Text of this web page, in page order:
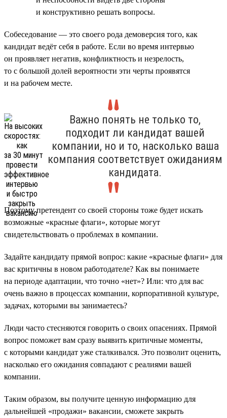
и конструктивно решать вопросы.
Собеседование — это своего рода демоверсия того, как
кандидат ведёт себя в работе. Если во время интервью
он проявляет негатив, конфликтность и незрелость,
то с большой долей вероятности эти черты проявятся
и на рабочем месте.
Важно понять не только то,
подходит ли кандидат вашей
компании, но и то, насколько ваша
компания соответствует ожиданиям
кандидата.
Поэтому претендент со своей стороны тоже будет искать
возможные «красные флаги», которые могут
свидетельствовать о проблемах в компании.
Задайте кандидату прямой вопрос: какие «красные флаги» для
вас критичны в новом работодателе? Как вы понимаете
на периоде адаптации, что точно «нет»? Или: что для вас
очень важно в процессах компании, корпоративной культуре,
задачах, которыми вы занимаетесь?
Люди часто стесняются говорить о своих опасениях. Прямой
вопрос поможет вам сразу выявить критичные моменты,
с которыми кандидат уже сталкивался. Это позволит оценить,
насколько его ожидания совпадают с реалиями вашей
компании.
Таким образом, вы получите ценную информацию для
дальнейшей «продажи» вакансии, сможете закрыть